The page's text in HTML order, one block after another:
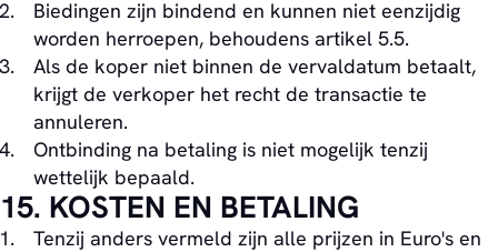
Biedingen zijn bindend en kunnen niet eenzijdig
worden herroepen, behoudens artikel 5.5.
Als de koper niet binnen de vervaldatum betaalt,
krijgt de verkoper het recht de transactie te
annuleren.
Ontbinding na betaling is niet mogelijk tenzij
wettelijk bepaald.
15. KOSTEN EN BETALING
Tenzij anders vermeld zijn alle prijzen in Euro's en